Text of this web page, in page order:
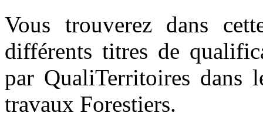
Vous trouverez dans
différents titres de
par QualiTerritoires dans
travaux Forestiers.